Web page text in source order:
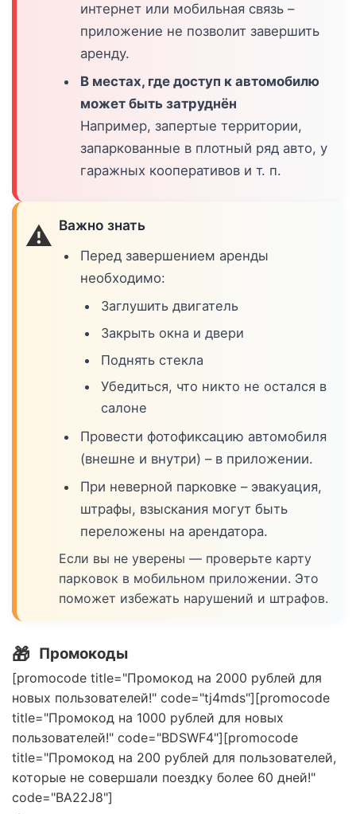
интернет или мобильная связь –
приложение не позволит завершить
аренду.
В местах, где доступ к автомобилю
может быть затруднён
Например, запертые территории,
запаркованные в плотный ряд авто, у
гаражных кооперативов и т. п.
⚠️ Важно знать
Перед завершением аренды
необходимо:
Заглушить двигатель
Закрыть окна и двери
Поднять стекла
Убедиться, что никто не остался в
салоне
Провести фотофиксацию автомобиля
(внешне и внутри) – в приложении.
При неверной парковке – эвакуация,
штрафы, взыскания могут быть
переложены на арендатора.
Если вы не уверены — проверьте карту
парковок в мобильном приложении. Это
поможет избежать нарушений и штрафов.
🎁 Промокоды
[promocode title="Промокод на 2000 рублей для
новых пользователей!" code="tj4mds"][promocode
title="Промокод на 1000 рублей для новых
пользователей!" code="BDSWF4"][promocode
title="Промокод на 200 рублей для пользователей,
которые не совершали поездку более 60 дней!"
code="BA22J8"]